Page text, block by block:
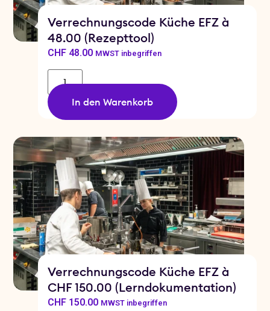
Verrechnungscode Küche EFZ à
48.00 (Rezepttool)
CHF48.00 MWST inbegriffen
In den Warenkorb
Verrechnungscode Küche EFZ à
CHF 150.00 (Lerndokumentation)
CHF150.00 MWST inbegriffen